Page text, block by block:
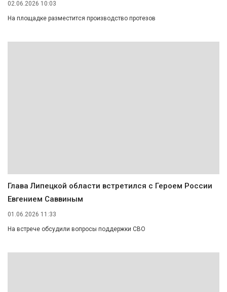
02.06.2026 10:03
На площадке разместится производство протезов
Глава Липецкой области встретился с Героем России
Евгением Саввиным
01.06.2026 11:33
На встрече обсудили вопросы поддержки СВО